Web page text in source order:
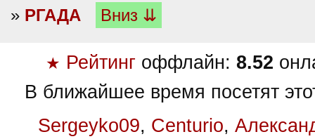
» РГАДА Вниз ⇊
★ Рейтинг оффлайн: 8.52
В ближайшее время посетят
Sergeyko09, Centurio,